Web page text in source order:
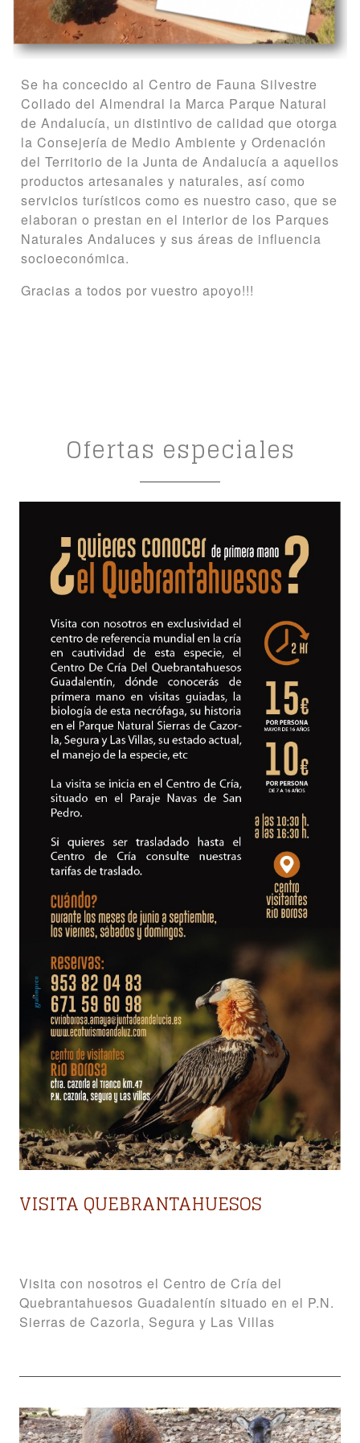
Se ha concecido al Centro de Fauna Silvestre
Collado del Almendral la Marca Parque Natural
de Andalucía, un distintivo de calidad que otorga
la Consejería de Medio Ambiente y Ordenación
del Territorio de la Junta de Andalucía a aquellos
productos artesanales y naturales, así como
servicios turísticos como es nuestro caso, que se
elaboran o prestan en el interior de los Parques
Naturales Andaluces y sus áreas de influencia
socioeconómica.
Gracias a todos por vuestro apoyo!!!
Ofertas especiales
VISITA QUEBRANTAHUESOS
Visita con nosotros el Centro de Cría del
Quebrantahuesos Guadalentín situado en el P.N.
Sierras de Cazorla, Segura y Las Villas